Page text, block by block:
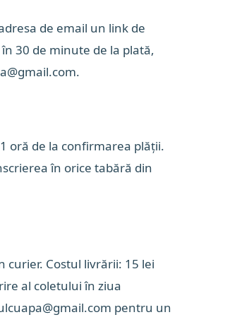
de email un link de
30 de minute de la plată,
oră de la confirmarea plății.
în orice tabără din
Costul livrării: 15 lei
al coletului în ziua
pentru un